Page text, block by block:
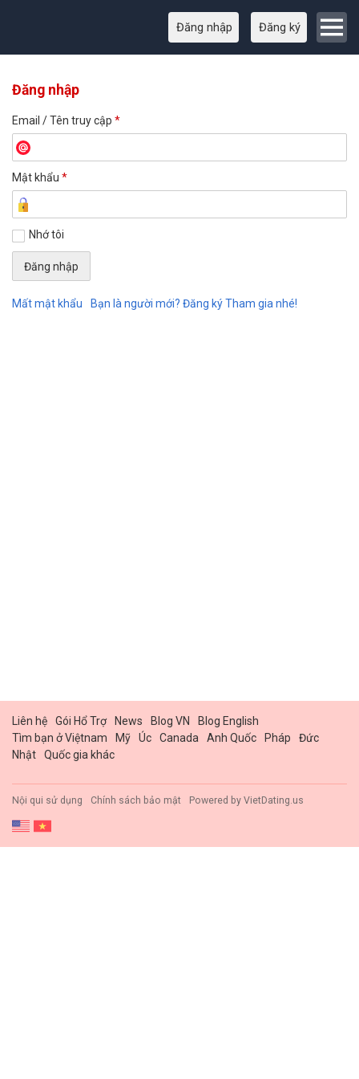
Đăng nhập Đăng ký
Đăng nhập
Email / Tên truy cập *
Mật khẩu *
Nhớ tôi
Mất mật khẩu Bạn là người mới? Đăng ký Tham gia nhé!
Liên hệ Gói Hổ Trợ News Blog VN
Blog English
Tìm bạn ở Việtnam
Mỹ Úc Canada Anh Quốc Pháp
Đức
Nhật
Quốc gia khác
Nội qui sử dụng Chính sách bảo mật Powered by VietDating.us